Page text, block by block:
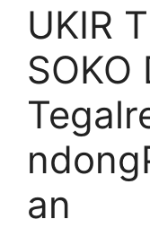
UKIR
SOKO
an